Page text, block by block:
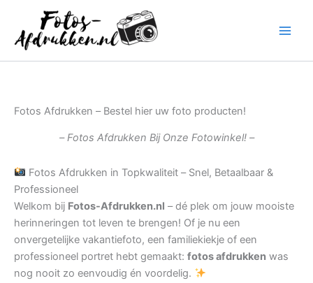
inhoud
Fotos Afdrukken – Bestel hier uw foto producten!
– Fotos Afdrukken Bij Onze Fotowinkel! –
Fotos Afdrukken in Topkwaliteit – Snel, Betaalbaar &
Professioneel
Welkom bij Fotos-Afdrukken.nl – dé plek om jouw mooiste
herinneringen tot leven te brengen! Of je nu een
onvergetelijke vakantiefoto, een familiekiekje of een
professioneel portret hebt gemaakt: fotos afdrukken was
nog nooit zo eenvoudig én voordelig.